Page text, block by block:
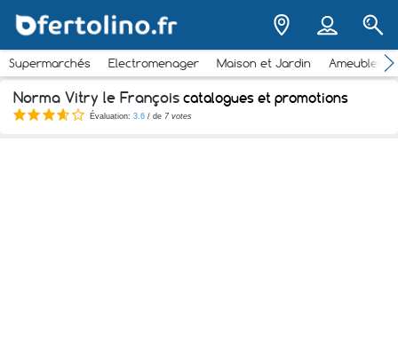
Supermarchés Electromenager Maison et Jardin
Norma Vitry le François catalogues et promotions
Évaluation: 3.6 / de 7 votes